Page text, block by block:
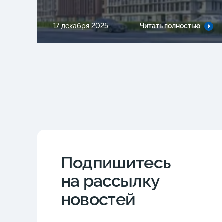
17 декабря 2025 Читать полностью
Подпишитесь
на рассылку
новостей